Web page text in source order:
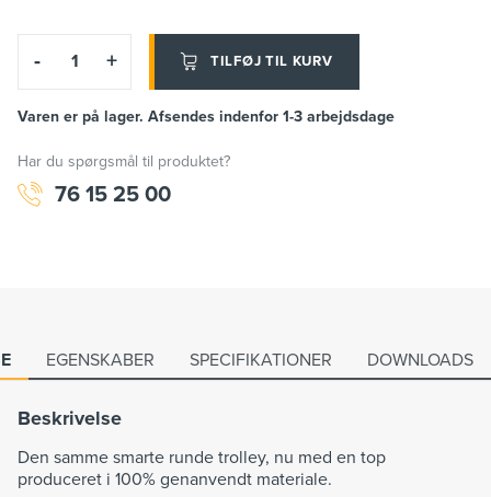
- + TILFØJ TIL KURV
Varen er på lager. Afsendes indenfor 1-3 arbejdsdage
Har du spørgsmål til produktet?
76 15 25 00
EGENSKABER SPECIFIKATIONER DOWNLOADS
Beskrivelse
Den samme smarte runde trolley, nu med en top
produceret i 100% genanvendt materiale.